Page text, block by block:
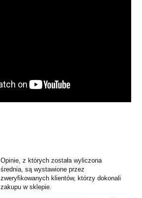
Opinie, z których została wyliczona
średnia, są wystawione przez
zweryfikowanych klientów, którzy dokonali
zakupu w sklepie.